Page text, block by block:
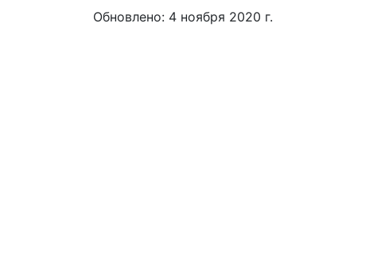
Обновлено: 4 ноября 2020 г.